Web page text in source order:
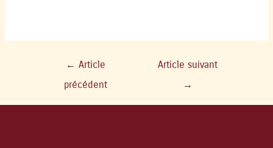
← Article
précédent
Article suivant
→